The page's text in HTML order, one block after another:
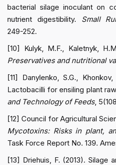
bacterial silage inoculant on
nutrient digestibility. Small
249-252.
[10] Kulyk, M.F., Kaletnyk,
Preservatives and nutritional
[11] Danylenko, S.G.,
Lactobacilli for ensiling plant
and Technology of Feeds,
[12] Council for Agricultural
Mycotoxins: Risks in plant,
Task Force Report No. 139.
[13] Driehuis, F. (2013). Silage